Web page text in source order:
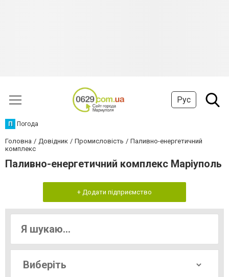
Рус
П Погода
Головна Довідник Промисловість
Паливно-енергетичний
комплекс
Паливно-енергетичний комплекс Маріуполь
+ Додати підприємство